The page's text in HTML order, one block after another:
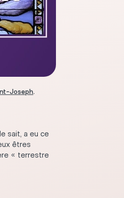
Joseph.
sait, a eu ce
êtres
« terrestre